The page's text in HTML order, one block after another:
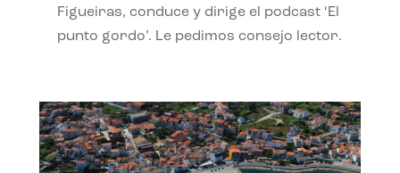
Figueiras, conduce y dirige el podcast ‘El
punto gordo’. Le pedimos consejo lector.